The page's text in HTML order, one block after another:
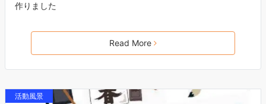
作りました
Read More
活動風景